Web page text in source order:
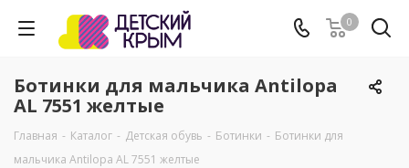
0
Ботинки для мальчика Antilopa
AL 7551 желтые
Главная - Каталог - Детская обувь - Ботинки - Ботинки для
мальчика Antilopa AL 7551 желтые